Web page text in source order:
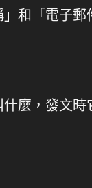
和「電子郵
麼，發文時